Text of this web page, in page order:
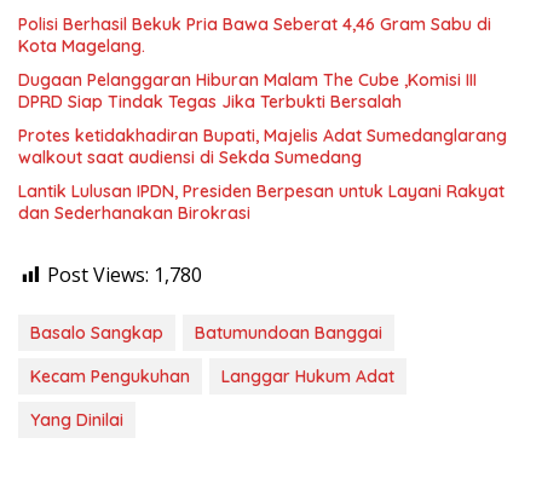
Polisi Berhasil Bekuk Pria Bawa Seberat 4,46 Gram Sabu di
Kota Magelang.
Dugaan Pelanggaran Hiburan Malam The Cube ,Komisi III
DPRD Siap Tindak Tegas Jika Terbukti Bersalah
Protes ketidakhadiran Bupati, Majelis Adat Sumedanglarang
walkout saat audiensi di Sekda Sumedang
Lantik Lulusan IPDN, Presiden Berpesan untuk Layani Rakyat
dan Sederhanakan Birokrasi
Post Views: 1,780
Basalo Sangkap
Batumundoan Banggai
Kecam Pengukuhan
Langgar Hukum Adat
Yang Dinilai